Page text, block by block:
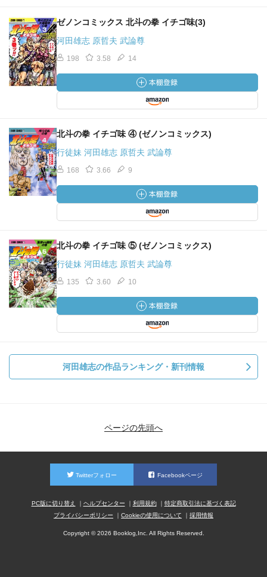
ゼノンコミックス 北斗の拳 イチゴ味(3)
河田雄志 原哲夫 武論尊
198 3.58 14
北斗の拳 イチゴ味 ④ (ゼノンコミックス)
行徒妹 河田雄志 原哲夫 武論尊
168 3.66 9
北斗の拳 イチゴ味 ⑤ (ゼノンコミックス)
行徒妹 河田雄志 原哲夫 武論尊
135 3.60 10
河田雄志の作品ランキング・新刊情報
ページの先頭へ
Twitterフォロー Facebookページ
PC版に切り替え ヘルプセンター 利用規約
特定商取引法に基づく表記
プライバシーポリシー
Cookieの使用について 採用情報
Copyright © 2026 Booklog,Inc. All Rights Reserved.